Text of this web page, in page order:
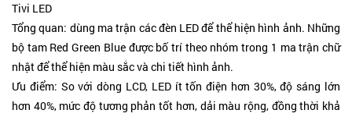
Tivi LED
Tổng quan: dùng ma trận các đèn LED để thể hiện hình ảnh. Những
bộ tam Red Green Blue được bố trí theo nhóm trong 1 ma trận chữ
nhật để thể hiện màu sắc và chi tiết hình ảnh.
Ưu điểm: So với dòng LCD, LED ít tốn điện hơn 30%, độ sáng lớn
hơn 40%, mức độ tương phản tốt hơn, dải màu rộng, đồng thời khả